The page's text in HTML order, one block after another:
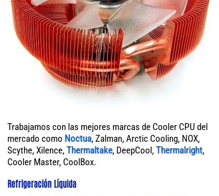
Trabajamos con las mejores marcas de Cooler CPU del
mercado como Noctua, Zalman, Arctic Cooling, NOX,
Scythe, Xilence, Thermaltake, DeepCool, Thermalright,
Cooler Master, CoolBox.
Refrigeración Líquida